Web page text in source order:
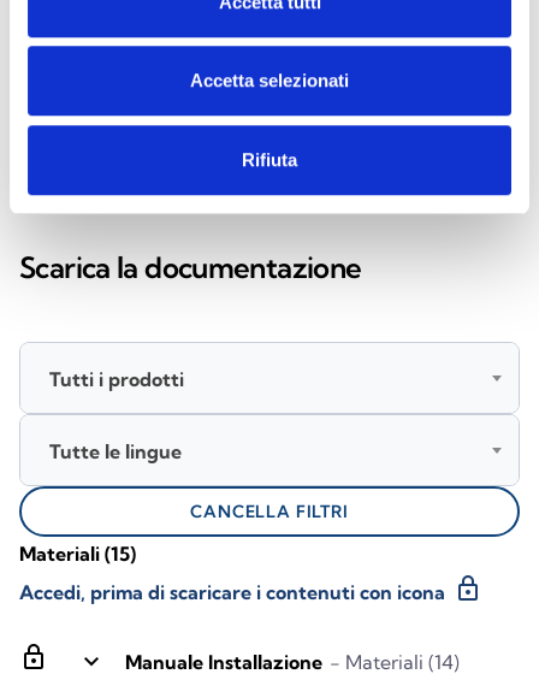
Accetta selezionati
Rifiuta
Download
Scarica la documentazione
lock keyboard_arrow_down Manuale Installazione - Materiali (14)
Materiali (15)
Accedi, prima di scaricare i contenuti con icona lock
Tutti i prodotti
Tutte le lingue
CANCELLA FILTRI